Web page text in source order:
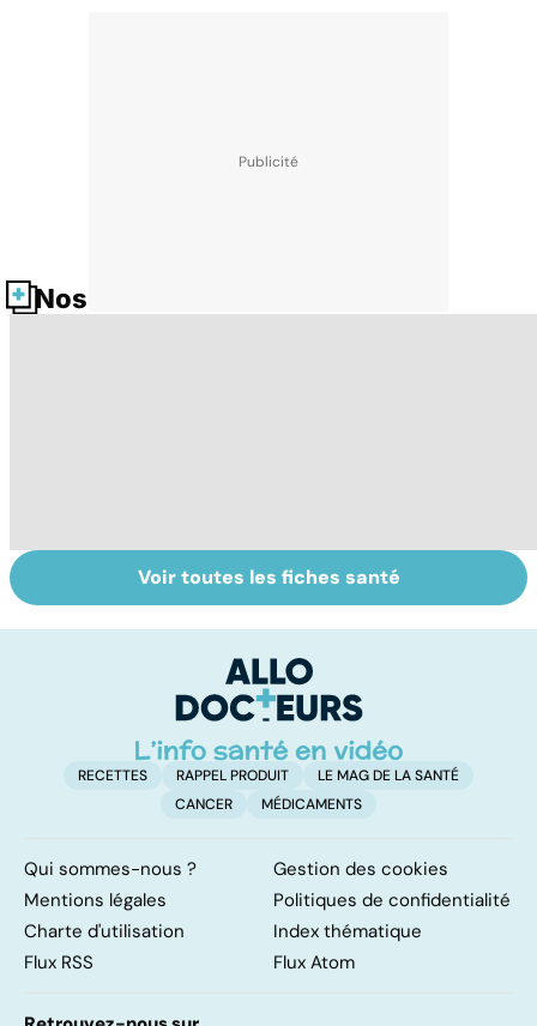
Nos fiches santé
L'avortement :
quels délais,
Gynéco : un suivi
pour la vie
Voir toutes les fiches santé
RECETTES RAPPEL PRODUIT
LE MAG DE LA SANTÉ
CANCER
MÉDICAMENTS
Qui sommes-nous ?
Gestion des cookies
Mentions légales
Politiques de confidentialité
Charte d'utilisation
Index thématique
Flux RSS
Flux Atom